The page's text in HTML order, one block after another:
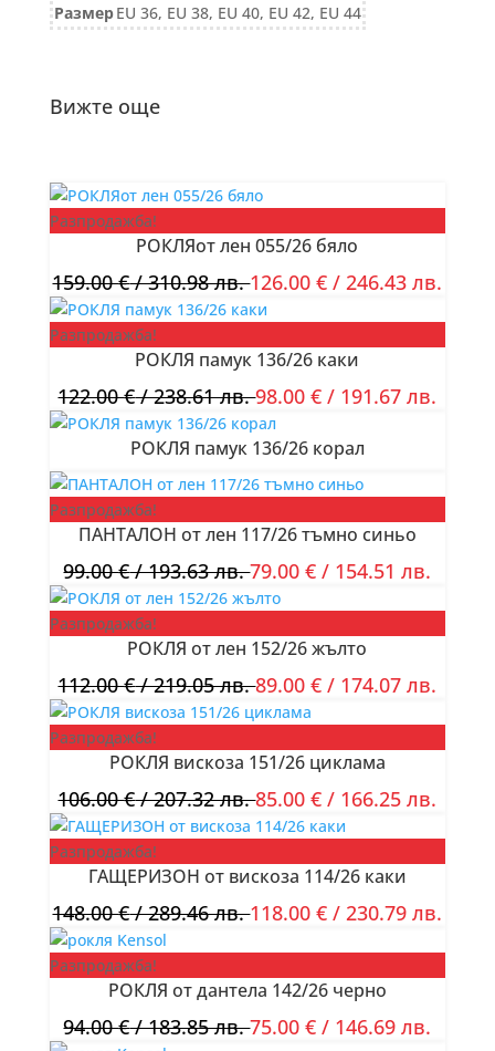
бохо
РазмерEU 36, EU 38, EU 40, EU 42, EU 44
Вижте още
Разпродажба!
РОКЛЯот лен 055/26 бяло
159.00€/ 310.98 лв.126.00€ / 246.43 лв.
Разпродажба!
РОКЛЯ памук 136/26 каки
122.00€/ 238.61 лв.98.00€ / 191.67 лв.
РОКЛЯ памук 136/26 корал
Разпродажба!
ПАНТАЛОН от лен 117/26 тъмно синьо
99.00€/ 193.63 лв.79.00€ / 154.51 лв.
Разпродажба!
РОКЛЯ от лен 152/26 жълто
112.00€/ 219.05 лв.89.00€ / 174.07 лв.
Разпродажба!
РОКЛЯ вискоза 151/26 циклама
106.00€/ 207.32 лв.85.00€ / 166.25 лв.
Разпродажба!
ГАЩЕРИЗОН от вискоза 114/26 каки
148.00€/ 289.46 лв.118.00€ / 230.79 лв.
Разпродажба!
РОКЛЯ от дантела 142/26 черно
94.00€/ 183.85 лв.75.00€ / 146.69 лв.